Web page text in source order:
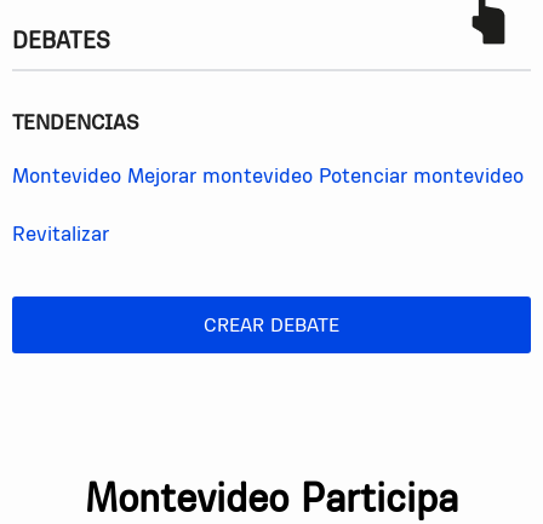
DEBATES
TENDENCIAS
Montevideo Mejorar montevideo Potenciar montevideo
Revitalizar
CREAR DEBATE
Montevideo Participa